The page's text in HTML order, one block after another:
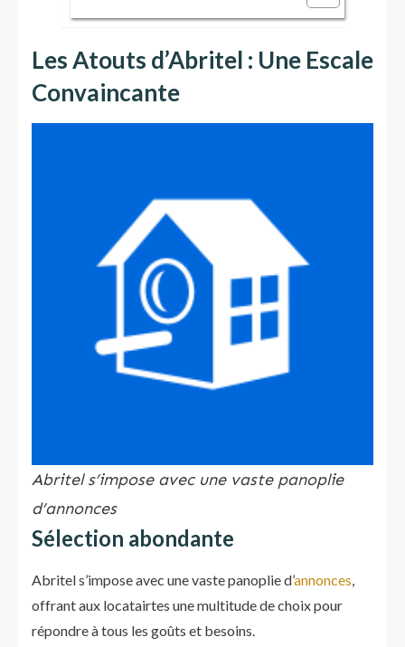
Les Atouts d’Abritel : Une Escale
Convaincante
Abritel s’impose avec une vaste panoplie
d’annonces
Sélection abondante
Abritel s’impose avec une vaste panoplie d’annonces,
offrant aux locatairtes une multitude de choix pour
répondre à tous les goûts et besoins.